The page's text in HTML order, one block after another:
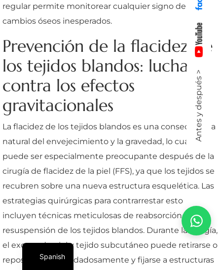
regular permite monitorear cualquier signo de
cambios óseos inesperados.
Prevención de la flacidez de
los tejidos blandos: lucha
contra los efectos
gravitacionales
La flacidez de los tejidos blandos es una consecuencia
natural del envejecimiento y la gravedad, lo cual
puede ser especialmente preocupante después de la
cirugía de flacidez de la piel (FFS), ya que los tejidos se
recubren sobre una nueva estructura esquelética. Las
estrategias quirúrgicas para contrarrestar esto
incluyen técnicas meticulosas de reabsorción y
resuspensión de los tejidos blandos. Durante la cirugía,
el exceso de piel y tejido subcutáneo puede retirarse o
reposicionarse cuidadosamente y fijarse a estructuras
Antes y después >
Spanish